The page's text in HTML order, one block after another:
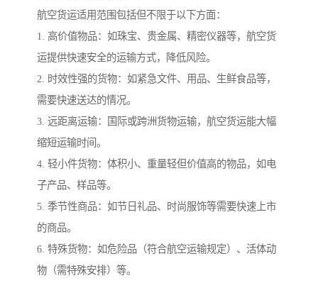
航空货运适用范围包括但不限于以下方面：
1. 高价值物品：如珠宝、贵金属、精密仪器等，航空货
运提供快速安全的运输方式，降低风险。
2. 时效性强的货物：如紧急文件、用品、生鲜食品等，
需要快速送达的情况。
3. 远距离运输：国际或跨洲货物运输，航空货运能大幅
缩短运输时间。
4. 轻小件货物：体积小、重量轻但价值高的物品，如电
子产品、样品等。
5. 季节性商品：如节日礼品、时尚服饰等需要快速上市
的商品。
6. 特殊货物：如危险品（符合航空运输规定）、活体动
物（需特殊安排）等。